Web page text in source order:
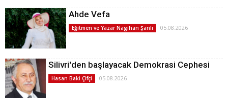
Ahde Vefa
Eğitmen ve Yazar Nagihan Şanlı 05.08.2026
Silivri'den başlayacak Demokrasi Cephesi
Hasan Baki Çifçi 05.08.2026